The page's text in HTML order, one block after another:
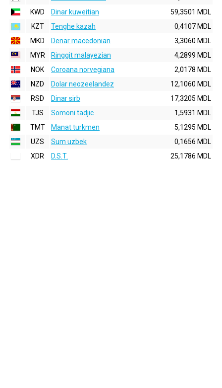
KWD
Dinar kuweitian
59,3501 MDL
KZT
Tenghe kazah
0,4107 MDL
MKD
Denar macedonian
3,3060 MDL
MYR
Ringgit malayezian
4,2899 MDL
NOK
Coroana norvegiana
2,0178 MDL
NZD
Dolar neozeelandez
12,1060 MDL
RSD
Dinar sirb
17,3205 MDL
TJS
Somoni tadjic
1,5931 MDL
TMT
Manat turkmen
5,1295 MDL
UZS
Sum uzbek
0,1656 MDL
XDR
D.S.T. 25,1786 MDL